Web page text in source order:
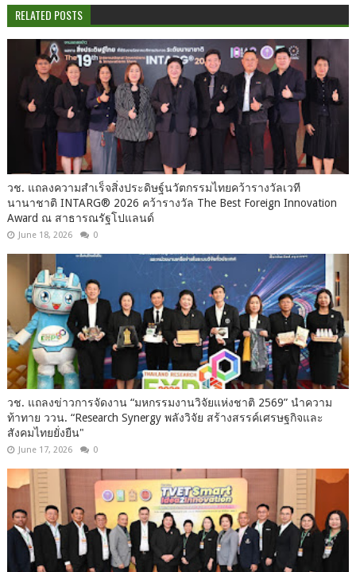
RELATED POSTS
วช. แถลงความสำเร็จสิ่งประดิษฐ์นวัตกรรมไทยคว้ารางวัลเวที
นานาชาติ INTARG® 2026 คว้ารางวัล The Best Foreign Innovation
Award ณ สาธารณรัฐโปแลนด์
June 18, 2026 0
วช. แถลงข่าวการจัดงาน “มหกรรมงานวิจัยแห่งชาติ 2569” นำความ
ท้าทาย ววน. “Research Synergy พลังวิจัย สร้างสรรค์เศรษฐกิจและ
สังคมไทยยั่งยืน"
June 17, 2026 0